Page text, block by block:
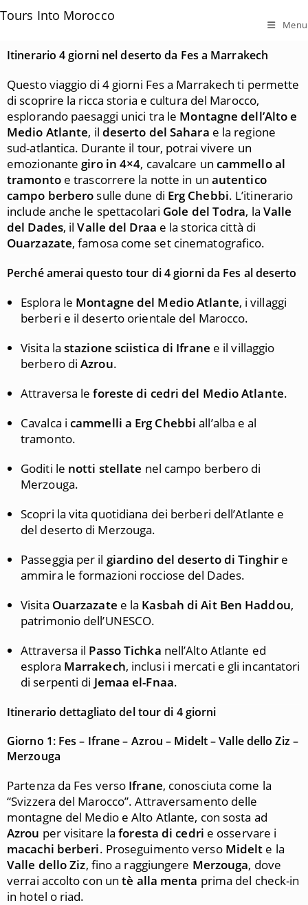
Tours Into Morocco
Menu
Itinerario 4 giorni nel deserto da Fes a Marrakech
Questo viaggio di 4 giorni Fes a Marrakech ti permette
di scoprire la ricca storia e cultura del Marocco,
esplorando paesaggi unici tra le Montagne dell’Alto e
Medio Atlante, il deserto del Sahara e la regione
sud-atlantica. Durante il tour, potrai vivere un
emozionante giro in 4×4, cavalcare un cammello al
tramontoe trascorrere la notte in un autentico
campo berbero sulle dune di Erg Chebbi. L’itinerario
include anche le spettacolari Gole del Todra, la Valle
del Dades, ilValle del Draa e la storica città di
Ouarzazate, famosa come set cinematografico.
Perché amerai questo tour di 4 giorni da Fes al deserto
Esplora le Montagne del Medio Atlante, i villaggi
berberi e il deserto orientale del Marocco.
Visita la stazione sciistica di Ifrane e il villaggio
berbero diAzrou.
Attraversa leforeste di cedri del Medio Atlante.
Cavalca i cammelli a Erg Chebbi all’alba e al
tramonto.
Goditi le notti stellate nel campo berbero di
Merzouga.
Scopri la vita quotidiana dei berberi dell’Atlante e
del deserto di Merzouga.
Passeggia per il giardino del deserto di Tinghire
ammira le formazioni rocciose del Dades.
Visita Ouarzazate e la Kasbah di Ait Ben Haddou,
patrimonio dell’UNESCO.
Attraversa il Passo Tichka nell’Alto Atlante ed
esplora Marrakech, inclusi i mercati e gli incantatori
di serpenti di Jemaa el-Fnaa.
Itinerario dettagliato del tour di 4 giorni
Giorno 1: Fes – Ifrane – Azrou – Midelt – Valle dello Ziz –
Merzouga
Partenza da Fes verso Ifrane, conosciuta come la
“Svizzera del Marocco”. Attraversamento delle
montagne del Medio e Alto Atlante, con sosta ad
Azrou per visitare laforesta di cedri e osservare i
macachi berberi. Proseguimento verso Midelt e la
Valle dello Ziz, fino a raggiungere Merzouga, dove
verrai accolto con untè alla menta prima del check-in
in hotel o riad.